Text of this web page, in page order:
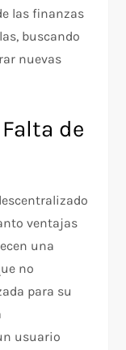
las finanzas
buscando
nuevas
de
ventajas
una
no
para su
usuario